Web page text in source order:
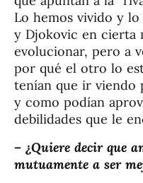
Lo hemos vivido y
y Djokovic en cierta
evolucionar, pero a
por qué el otro lo
tenían que ir viendo
y como podían
debilidades que le
– ¿Quiere decir que
mutuamente a ser